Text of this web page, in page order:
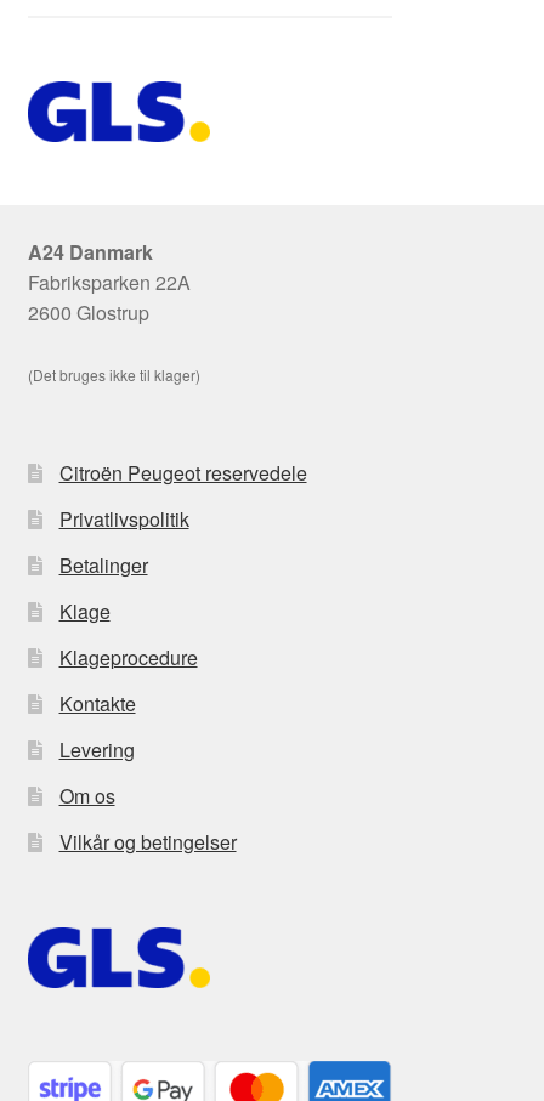
A24 Danmark
Fabriksparken 22A
2600 Glostrup
(Det bruges ikke til klager)
Citroën Peugeot reservedele
Privatlivspolitik
Betalinger
Klage
Klageprocedure
Kontakte
Levering
Om os
Vilkår og betingelser